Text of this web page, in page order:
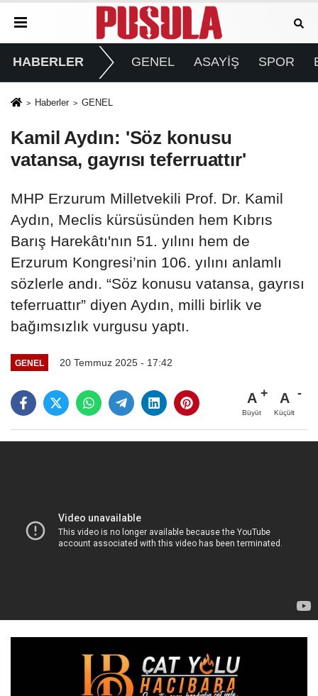
HABERLER GENEL ASAYİŞ SPOR
Haberler GENEL
Kamil Aydın: 'Söz konusu
vatansa, gayrısı teferruattır'
MHP Erzurum Milletvekili Prof. Dr. Kamil
Aydın, Meclis kürsüsünden hem Kıbrıs
Barış Harekâtı'nın 51. yılını hem de
Erzurum Kongresi’nin 106. yılını anlamlı
sözlerle andı. “Söz konusu vatansa, gayrısı
teferruattır” diyen Aydın, milli birlik ve
bağımsızlık vurgusu yaptı.
GENEL 20 Temmuz 2025 - 17:42
A
Büyüt
A
Küçült